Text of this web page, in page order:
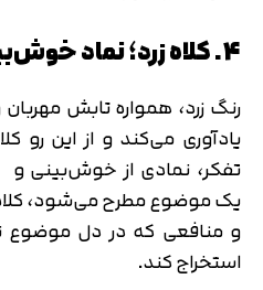
4. کلاه زرد؛ نماد خوش‌بینی و مثبت‌اندیشی
رنگ زرد، همواره تابش
یادآوری می‌کند و از این رو
تفکر، نمادی از خوش‌بینی
یک موضوع مطرح می‌شود، کلاه
و منافعی که در دل موضوع
استخراج کند.